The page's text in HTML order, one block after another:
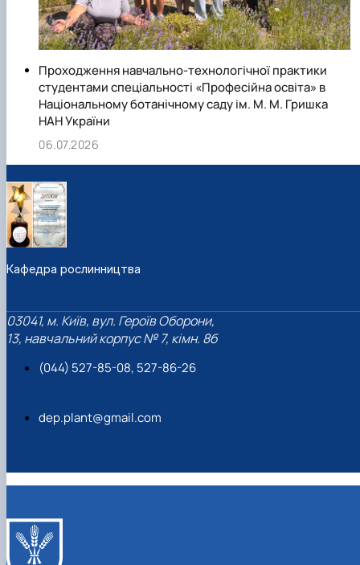
Проходження навчально-технологічної практики
студентами спеціальності «Професійна освіта» в
Національному ботанічному саду ім. М. М. Гришка
НАН України
06.07.2026
Кафедра рослинництва
03041, м. Київ, вул. Героїв Оборони,
13, навчальний корпус № 7, кімн. 8б
(044) 527-85-08, 527-86-26
dep.plant@gmail.com